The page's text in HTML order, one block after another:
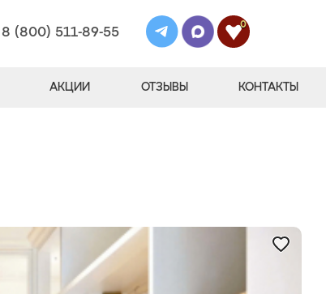
8 (800) 511-89-55
0
АКЦИИ ОТЗЫВЫ КОНТАКТЫ